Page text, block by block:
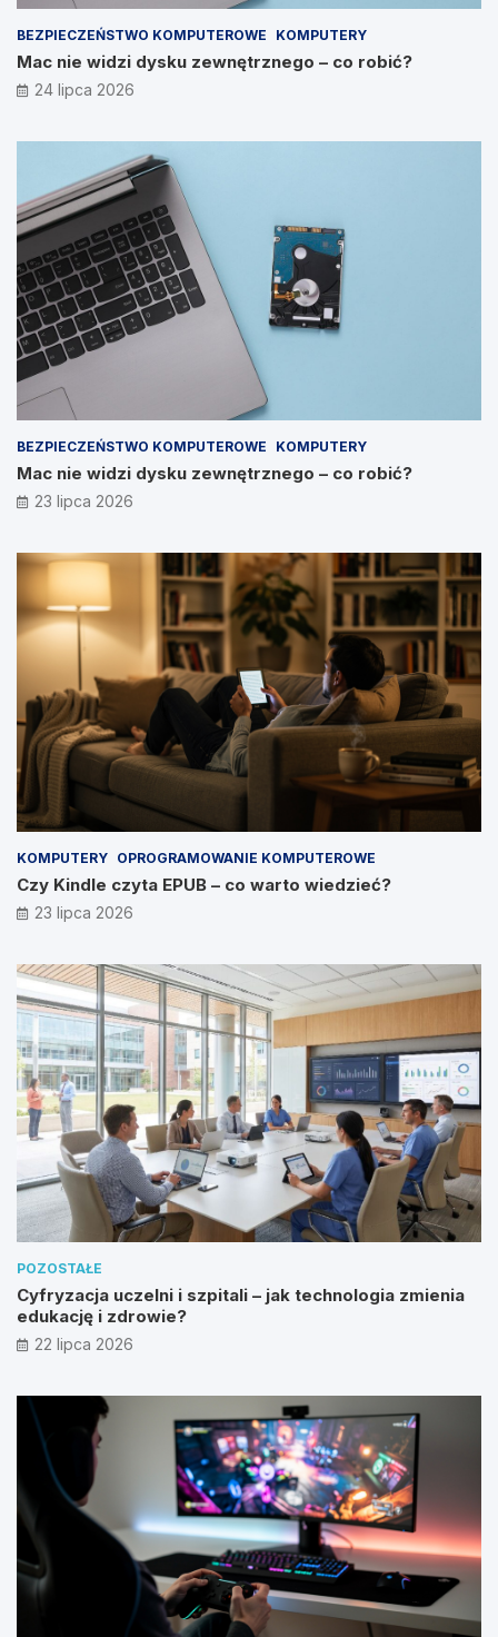
BEZPIECZEŃSTWO KOMPUTEROWE KOMPUTERY
Mac nie widzi dysku zewnętrznego – co robić?
24 lipca 2026
BEZPIECZEŃSTWO KOMPUTEROWE KOMPUTERY
Mac nie widzi dysku zewnętrznego – co robić?
23 lipca 2026
KOMPUTERY OPROGRAMOWANIE KOMPUTEROWE
Czy Kindle czyta EPUB – co warto wiedzieć?
23 lipca 2026
POZOSTAŁE
Cyfryzacja uczelni i szpitali – jak technologia zmienia
edukację i zdrowie?
22 lipca 2026